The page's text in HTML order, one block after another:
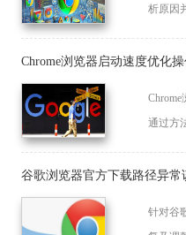
析原因
验。
Chrome浏览器启动速度优化
通过方
谷歌浏览器官方下载路径异常
针对谷